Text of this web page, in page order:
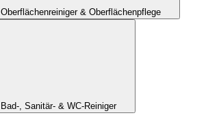
Oberflächenreiniger & Oberflächenpflege
Bad-, Sanitär- & WC-Reiniger